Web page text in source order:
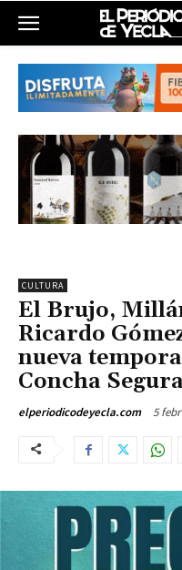
CULTURA
El Brujo,
Ricardo
nueva
Concha
elperiodicodeyecla.com 5